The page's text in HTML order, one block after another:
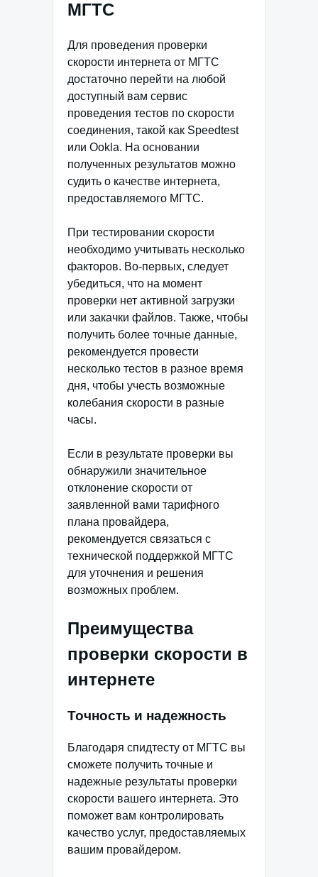
МГТС
Для проведения проверки
скорости интернета от МГТС
достаточно перейти на любой
доступный вам сервис
проведения тестов по скорости
соединения, такой как Speedtest
или Ookla. На основании
полученных результатов можно
судить о качестве интернета,
предоставляемого МГТС.
При тестировании скорости
необходимо учитывать несколько
факторов. Во-первых, следует
убедиться, что на момент
проверки нет активной загрузки
или закачки файлов. Также, чтобы
получить более точные данные,
рекомендуется провести
несколько тестов в разное время
дня, чтобы учесть возможные
колебания скорости в разные
часы.
Если в результате проверки вы
обнаружили значительное
отклонение скорости от
заявленной вами тарифного
плана провайдера,
рекомендуется связаться с
технической поддержкой МГТС
для уточнения и решения
возможных проблем.
Преимущества
проверки скорости в
интернете
Точность и надежность
Благодаря спидтесту от МГТС вы
сможете получить точные и
надежные результаты проверки
скорости вашего интернета. Это
поможет вам контролировать
качество услуг, предоставляемых
вашим провайдером.